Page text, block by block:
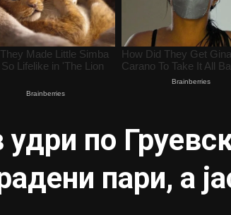
по
пари, а